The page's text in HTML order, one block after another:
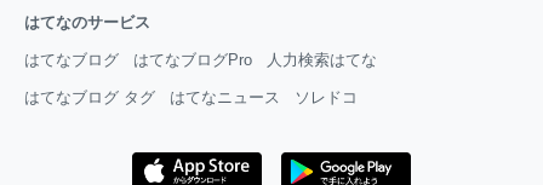
はてなのサービス
はてなブログ はてなブログPro 人力検索はてな
はてなブログ タグ はてなニュース ソレドコ